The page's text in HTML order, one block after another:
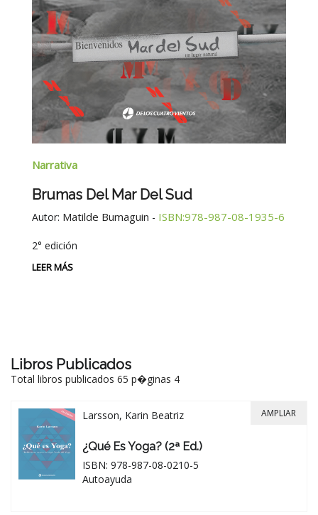
Narrativa
Brumas Del Mar Del Sud
Autor: Matilde Bumaguin - ISBN:978-987-08-1935-6
2° edición
LEER MÁS
Libros Publicados
Total libros publicados 65 p�ginas 4
Larsson, Karin Beatriz
¿Qué Es Yoga? (2ª Ed.)
ISBN: 978-987-08-0210-5
Autoayuda
AMPLIAR